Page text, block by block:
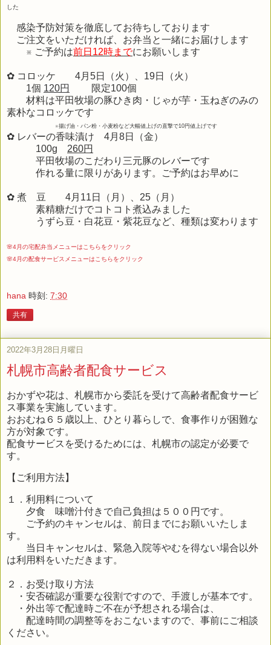
した
感染予防対策を徹底してお待ちしております
ご注文をいただければ、お弁当と一緒にお届けします
※ ご予約は前日12時までにお願いします
✿ コロッケ 4月5日（火）、19日（火）
1個 120円
限定100個
材料は平田牧場の豚ひき肉・じゃが芋・玉ねぎのみの
素朴なコロッケです
※揚げ油・パン粉・小麦粉など大幅値上げの直撃で10円値上げです
✿ レバーの香味漬け 4月8日（金）
100g 260円
平田牧場のこだわり三元豚のレバーです
作れる量に限りがあります。ご予約はお早めに
✿ 煮 豆 4月11日（月）、25（月）
素精糖だけでコトコト煮込みました
うずら豆・白花豆・紫花豆など、種類は変わります
🌸4月の宅配弁当メニューはこちらをクリック
🌸4月の配食サービスメニューはこちらをクリック
hana 時刻: 7:30
共有
2022年3月28日月曜日
札幌市高齢者配食サービス
おかずや花は、札幌市から委託を受けて高齢者配食サービ
ス事業を実施しています。
おおむね６５歳以上、ひとり暮らしで、食事作りが困難な
方が対象です。
配食サービスを受けるためには、札幌市の認定が必要で
す。
【ご利用方法】
１．利用料について
夕食 味噌汁付きで自己負担は５００円です。
ご予約のキャンセルは、前日までにお願いいたしま
す。
当日キャンセルは、緊急入院等やむを得ない場合以外
は利用料をいただきます。
２．お受け取り方法
・安否確認が重要な役割ですので、手渡しが基本です。
・外出等で配達時ご不在が予想される場合は、
配達時間の調整等をおこないますので、事前にご相談
ください。